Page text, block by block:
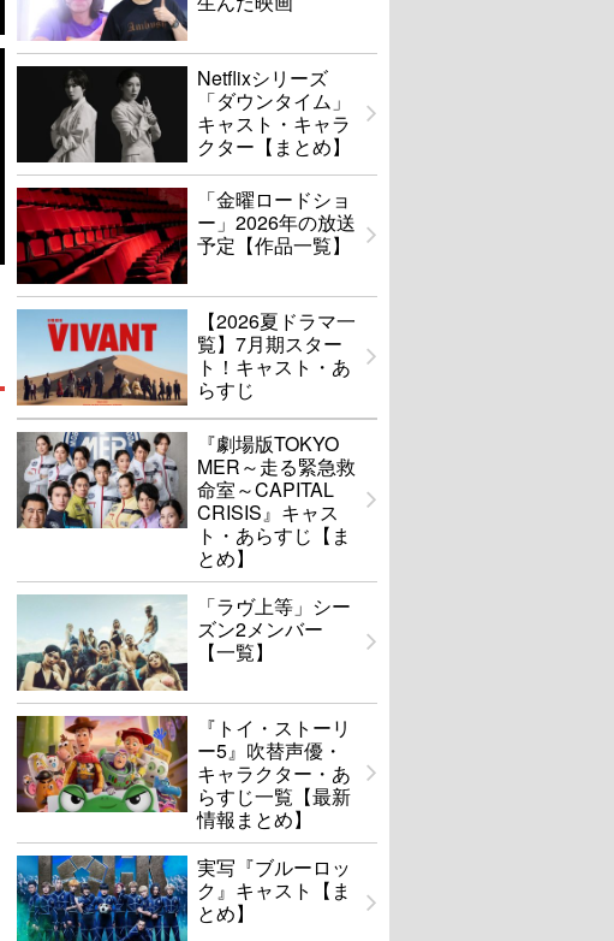
Netflixシリーズ
「ダウンタイム」
キャスト・キャラ
クター【まとめ】
「金曜ロードショ
ー」2026年の放送
予定【作品一覧】
【2026夏ドラマ一
覧】7月期スター
ト！キャスト・あ
らすじ
『劇場版TOKYO
MER～走る緊急救
命室～CAPITAL
CRISIS』キャス
ト・あらすじ【ま
とめ】
「ラヴ上等」シー
ズン2メンバー
【一覧】
『トイ・ストーリ
ー5』吹替声優・
キャラクター・あ
らすじ一覧【最新
情報まとめ】
実写『ブルーロッ
ク』キャスト【ま
とめ】